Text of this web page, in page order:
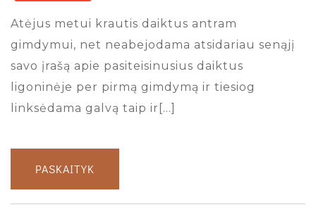
Atėjus metui krautis daiktus antram
gimdymui, net neabejodama atsidariau senąjį
savo įrašą apie pasiteisinusius daiktus
ligoninėje per pirmą gimdymą ir tiesiog
linksėdama galvą taip ir[…]
PASKAITYK